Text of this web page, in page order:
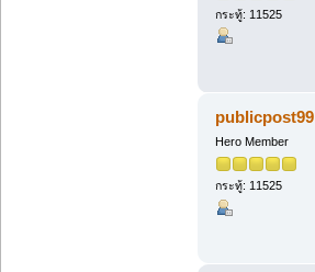
กระทู้: 11525
publicpost99
Hero Member
กระทู้: 11525